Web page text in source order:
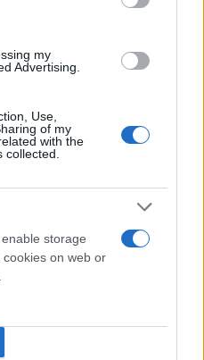
my
Advertising.
Use,
of my
with the
storage
on web or